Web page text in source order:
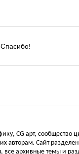
Спасибо!
CG арт, сообщество
Сайт
все архивные темы и